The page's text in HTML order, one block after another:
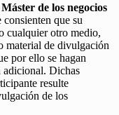
Máster de los negocios
consienten que su
cualquier otro medio,
material de divulgación
por ello se hagan
adicional. Dichas
resulte
de los